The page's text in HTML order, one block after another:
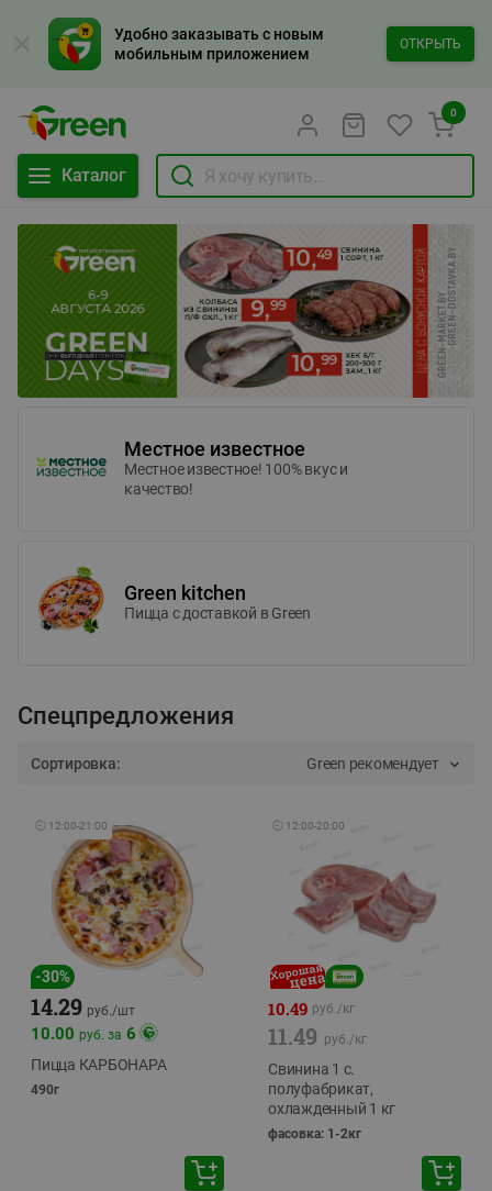
Удобно заказывать с новым
мобильным приложением
ОТКРЫТЬ
Каталог
0
Местное известное
Местное известное! 100% вкус и
качество!
Green kitchen
Пицца c доставкой в Green
Спецпредложения
Сортировка: Green рекомендует
🕘 12:00-21:00
-30%
14.29 руб./шт
10.00 руб. за 6
Пицца КАРБОНАРА
490г
🕘 12:00-20:00
10.49 руб./кг
11.49 руб./кг
Свинина 1 с.
полуфабрикат,
охлажденный 1 кг
фасовка: 1-2кг